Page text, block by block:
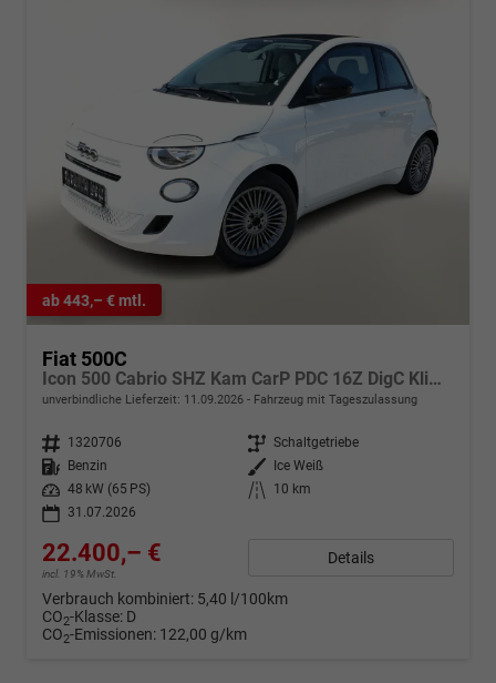
ab 443,– € mtl.
Fiat 500C
Icon 500 Cabrio SHZ Kam CarP PDC 16Z DigC Klimaa
unverbindliche Lieferzeit: 11.09.2026 Fahrzeug mit Tageszulassung
Fahrzeugnr. 1320706 Getriebe Schaltgetriebe
Kraftstoff
Benzin Außenfarbe
Ice Weiß
Leistung
48 kW (65 PS) Kilometerstand
10 km
31.07.2026
22.400,– €
incl. 19% MwSt.
Details
Verbrauch kombiniert: 5,40 l/100km
CO2-Klasse: D
CO2-Emissionen: 122,00 g/km